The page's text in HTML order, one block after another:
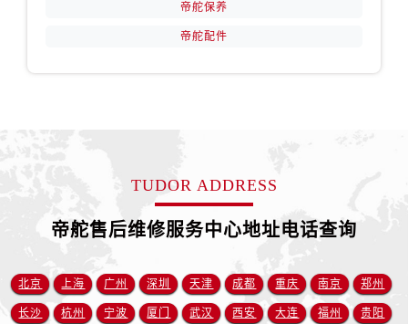
帝舵保养
帝舵配件
TUDOR ADDRESS
帝舵售后维修服务中心地址电话查询
北京 上海 广州 深圳 天津 成都 重庆 南京 郑州
长沙 杭州 宁波 厦门 武汉 西安 大连 福州 贵阳